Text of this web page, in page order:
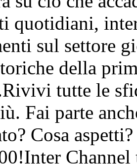
quotidiani,
sul settore
della
tutte le
Fai parte
Cosa
Channel